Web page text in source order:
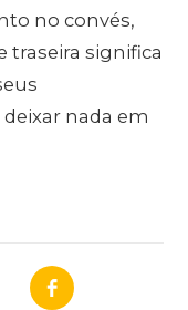
no convés,
traseira significa
nada em